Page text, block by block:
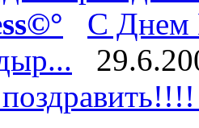
C Днем